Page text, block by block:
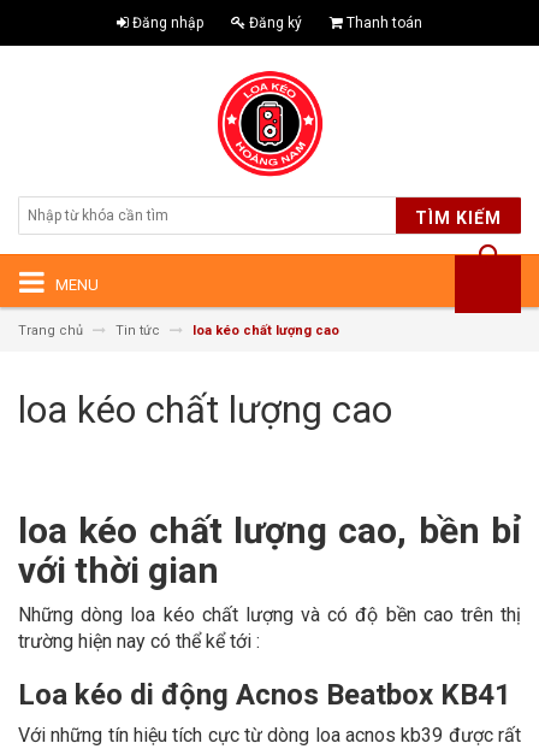
Đăng nhập Đăng ký Thanh toán
TÌM KIẾM
MENU
Trang chủ Tin tức loa kéo chất lượng cao
loa kéo chất lượng cao
loa kéo chất lượng cao, bền bỉ
với thời gian
Những dòng loa kéo chất lượng và có độ bền cao trên thị
trường hiện nay có thể kể tới :
Loa kéo di động Acnos Beatbox KB41
Với những tín hiệu tích cực từ dòng loa acnos kb39 được rất